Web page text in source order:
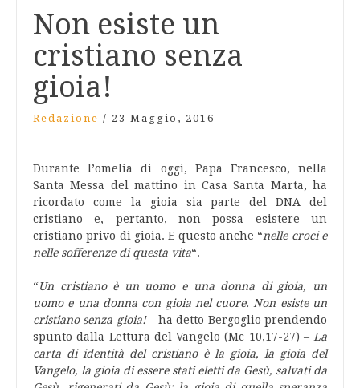
Non esiste un
cristiano senza
gioia!
Redazione / 23 Maggio, 2016
Durante l’omelia di oggi, Papa Francesco, nella
Santa Messa del mattino in Casa Santa Marta, ha
ricordato come la gioia sia parte del DNA del
cristiano e, pertanto, non possa esistere un
cristiano privo di gioia. E questo anche “nelle croci e
nelle sofferenze di questa vita“.
“Un cristiano è un uomo e una donna di gioia, un
uomo e una donna con gioia nel cuore. Non esiste un
cristiano senza gioia!– ha detto Bergoglio prendendo
spunto dalla Lettura del Vangelo (Mc 10,17-27) –La
carta di identità del cristiano è la gioia, la gioia del
Vangelo, la gioia di essere stati eletti da Gesù, salvati da